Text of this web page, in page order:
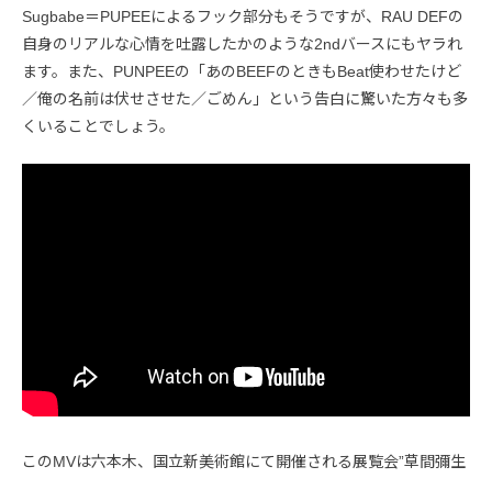
Sugbabe＝PUPEEによるフック部分もそうですが、RAU DEFの
自身のリアルな心情を吐露したかのような2ndバースにもヤラれ
ます。また、PUNPEEの「あのBEEFのときもBeat使わせたけど
／俺の名前は伏せさせた／ごめん」という告白に驚いた方々も多
くいることでしょう。
このMVは六本木、国立新美術館にて開催される展覧会”草間彌生